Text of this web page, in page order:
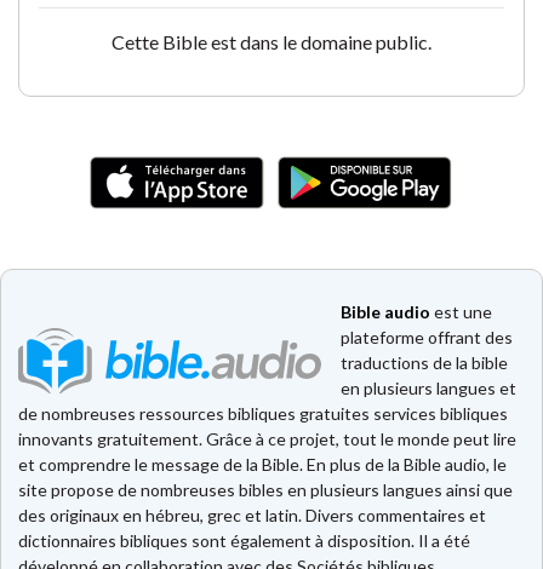
Cette Bible est dans le domaine public.
Bible audio est une
plateforme offrant des
traductions de la bible
en plusieurs langues et
de nombreuses ressources bibliques gratuites services bibliques
innovants gratuitement. Grâce à ce projet, tout le monde peut lire
et comprendre le message de la Bible. En plus de la Bible audio, le
site propose de nombreuses bibles en plusieurs langues ainsi que
des originaux en hébreu, grec et latin. Divers commentaires et
dictionnaires bibliques sont également à disposition. Il a été